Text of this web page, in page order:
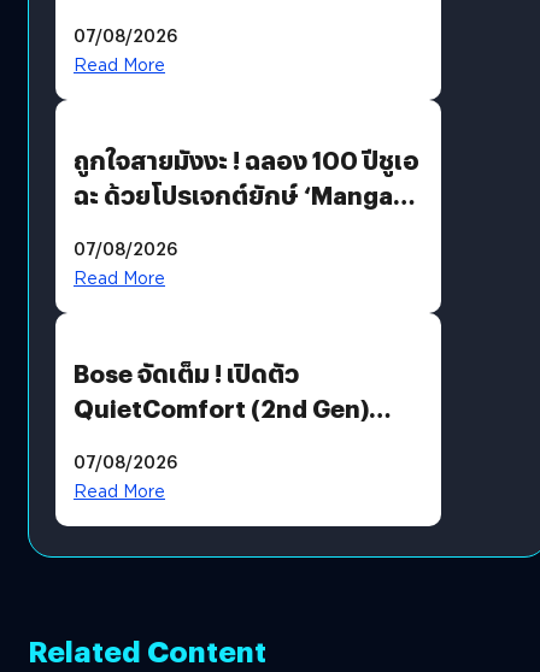
07/08/2026
Read More
ถูกใจสายมังงะ ! ฉลอง 100 ปีชูเอ
ฉะ ด้วยโปรเจกต์ยักษ์ ‘Manga
มีภาษาไทยด้วย
07/08/2026
Read More
Bose จัดเต็ม ! เปิดตัว
QuietComfort (2nd Gen)
07/08/2026
Read More
Related Content